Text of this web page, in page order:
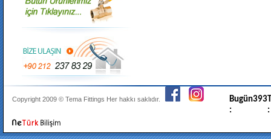
Copyright 2009 © Tema Fittings Her hakkı saklıdır.
Bugün
:
393
: